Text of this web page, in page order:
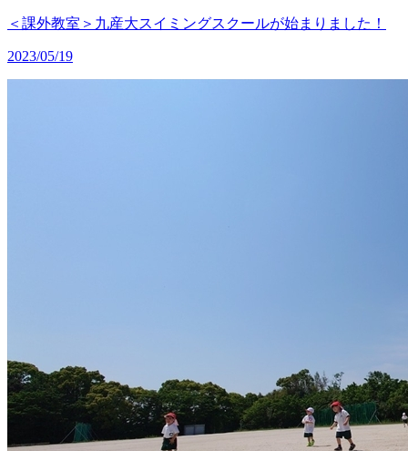
＜課外教室＞九産大スイミングスクールが始まりました！
2023/05/19